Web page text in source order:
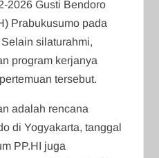
2026 Gusti Bendoro
Prabukusumo pada
silaturahmi,
program kerjanya
tersebut.
adalah rencana
di Yogyakarta, tanggal
PP.HI juga